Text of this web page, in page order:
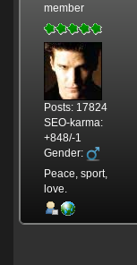
member
Posts: 17824
SEO-karma:
+848/-1
Gender:
Peace, sport,
love.